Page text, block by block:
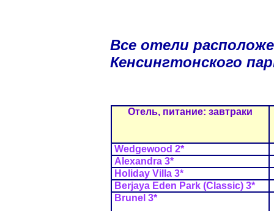
Все отели
Кенсингтонского
Отель, питание: завтраки
Wedgewood 2*
Alexandra 3*
Holiday Villa 3*
Berjaya Eden Park (Classic) 3*
Brunel 3*